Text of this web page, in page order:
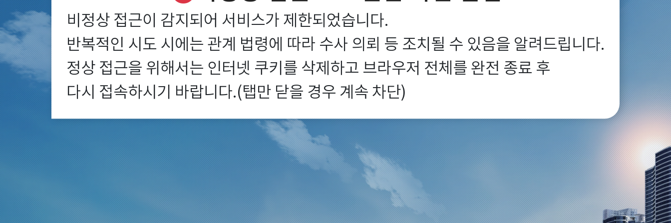
비정상 접근이 감지되어 서비스가 제한되었습니다.
반복적인 시도 시에는 관계 법령에 따라 수사 의뢰 등 조치될 수 있음을 알려드립니다.
정상 접근을 위해서는 인터넷 쿠키를 삭제하고 브라우저 전체를 완전 종료 후
다시 접속하시기 바랍니다.(탭만 닫을 경우 계속 차단)